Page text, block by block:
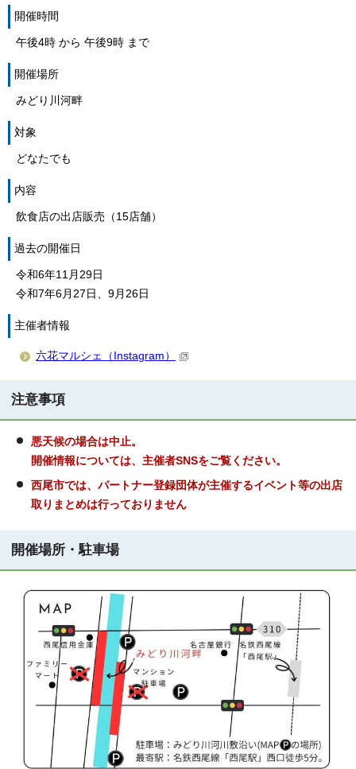
開催時間
午後4時 から 午後9時 まで
開催場所
みどり川河畔
対象
どなたでも
内容
飲食店の出店販売（15店舗）
過去の開催日
令和6年11月29日
令和7年6月27日、9月26日
主催者情報
六花マルシェ（Instagram）
注意事項
悪天候の場合は中止。
開催情報については、主催者SNSをご覧ください。
西尾市では、パートナー登録団体が主催するイベント等の出店
取りまとめは行っておりません
開催場所・駐車場